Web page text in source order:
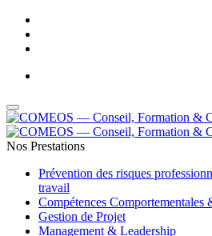
Nos Prestations
Prévention des risques
travail
Compétences Comportementales
Gestion de Projet
Management & Leadership